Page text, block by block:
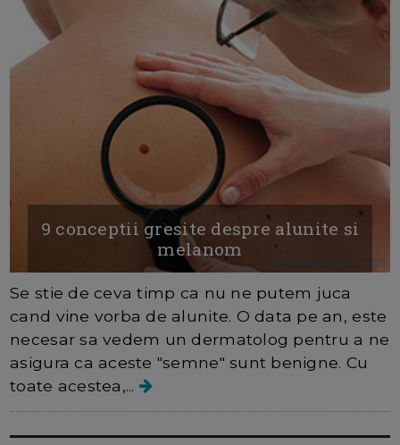
9 conceptii gresite despre alunite si
melanom
Se stie de ceva timp ca nu ne putem juca
cand vine vorba de alunite. O data pe an, este
necesar sa vedem un dermatolog pentru a ne
asigura ca aceste "semne" sunt benigne. Cu
toate acestea,...